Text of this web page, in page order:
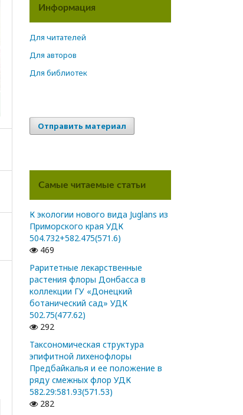
Информация
Для читателей
Для авторов
Для библиотек
Отправить материал
Самые читаемые статьи
К экологии нового вида Juglans из
Приморского края УДК
504.732+582.475(571.6)
469
Раритетные лекарственные
растения флоры Донбасса в
коллекции ГУ «Донецкий
ботанический сад» УДК
502.75(477.62)
292
Таксономическая структура
эпифитной лихенофлоры
Предбайкалья и ее положение в
ряду смежных флор УДК
582.29:581.93(571.53)
282